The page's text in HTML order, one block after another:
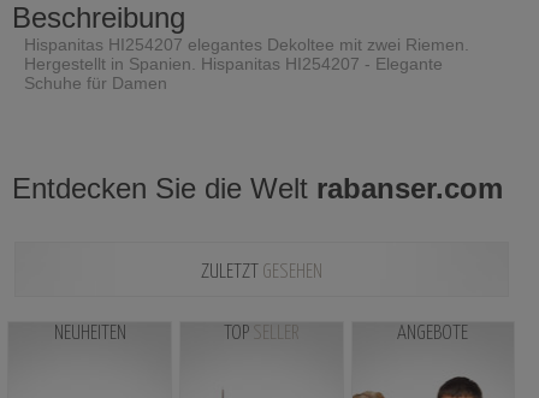
Beschreibung
Hispanitas HI254207 elegantes Dekoltee mit zwei Riemen.
Hergestellt in Spanien. Hispanitas HI254207 - Elegante
Schuhe für Damen
Entdecken Sie die Welt rabanser.com
ZULETZT GESEHEN
NEUHEITEN TOP SELLER ANGEBOTE